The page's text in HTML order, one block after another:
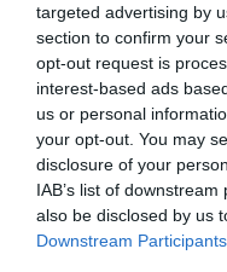
targeted advertising by
section to confirm your
opt-out request is
interest-based ads
us or personal
your opt-out. You may
disclosure of your
IAB’s list of
also be disclosed by us
Downstream Participants
Agytorna
Kvíz-mix:
Pénteken